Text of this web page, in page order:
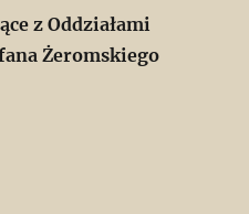
z Oddziałami
Żeromskiego